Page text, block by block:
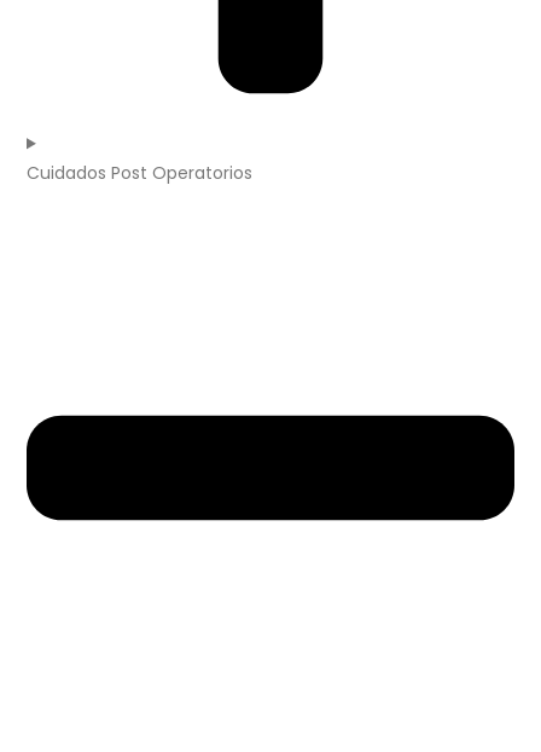
Cuidados Post Operatorios